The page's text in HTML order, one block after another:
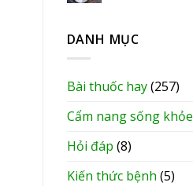
DANH MỤC
Bài thuốc hay(257)
Cẩm nang sống khỏe
Hỏi đáp (8)
Kiến thức bệnh (5)